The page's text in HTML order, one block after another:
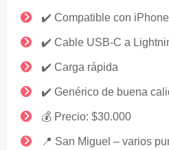
✔️ Compatible con iPhone
✔️ Cable USB-C a
✔️ Carga rápida
✔️ Genérico de buena
💰 Precio: $30.000
📍 San Miguel – varios